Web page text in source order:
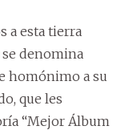
a esta tierra
se denomina
homónimo a su
que les
“Mejor Álbum